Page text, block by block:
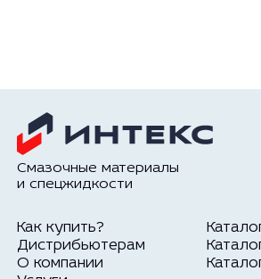
Смазочные материалы
и спецжидкости
Как купить?
Дистрибьютерам
О компании